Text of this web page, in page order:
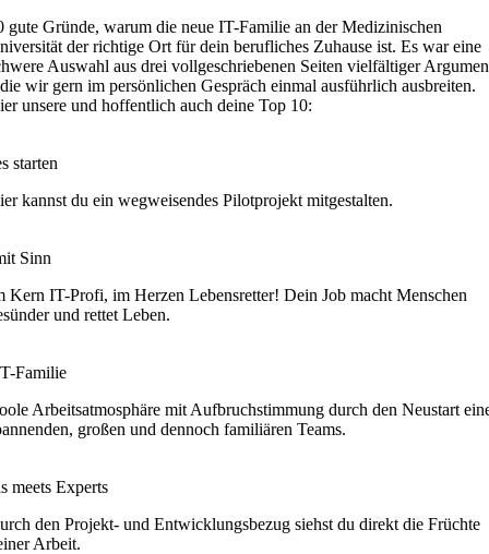
gute Gründe, warum die neue IT-Familie an der Medizinischen
der richtige Ort für dein berufliches Zuhause ist. Es war eine
Auswahl aus drei vollgeschriebenen Seiten vielfältiger
wir gern im persönlichen Gespräch einmal ausführlich ausbreiten.
unsere und hoffentlich auch deine Top 10:
starten
kannst du ein wegweisendes Pilotprojekt mitgestalten.
Sinn
Kern IT-Profi, im Herzen Lebensretter! Dein Job macht Menschen
und rettet Leben.
Familie
Arbeitsatmosphäre mit Aufbruchstimmung durch den Neustart
großen und dennoch familiären Teams.
meets Experts
den Projekt- und Entwicklungsbezug siehst du direkt die Früchte
Arbeit.